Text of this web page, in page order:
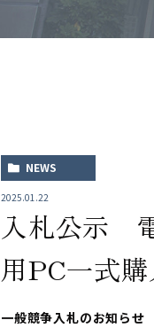
NEWS
2025.01.22
入札公示
用PC一式
一般競争入札のお知らせ